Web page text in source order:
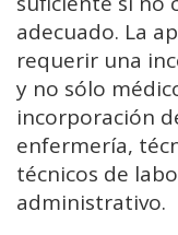
adecuado. La
requerir una
y no sólo
incorporación
enfermería,
técnicos de
administrativo.